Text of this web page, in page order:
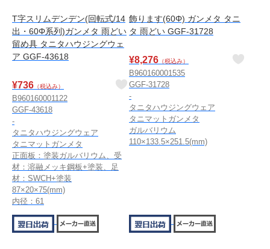
T字スリムデンデン(回転式/14
出・60Φ系列)ガンメタ 雨どい
留め具 タニタハウジングウェ
ア GGF-43618
¥736 （税込み）
B960160001122
GGF-43618
-
タニタハウジングウェア
タニマットガンメタ
正面板：塗装ガルバリウム、受
材：溶融メッキ鋼板+塗装、足
材：SWCH+塗装
87×20×75(mm)
内径：61
飾ります(60Φ) ガンメタ タニ
タ 雨どい GGF-31728
¥8,276 （税込み）
B960160001535
GGF-31728
-
タニタハウジングウェア
タニマットガンメタ
ガルバリウム
110×133.5×251.5(mm)